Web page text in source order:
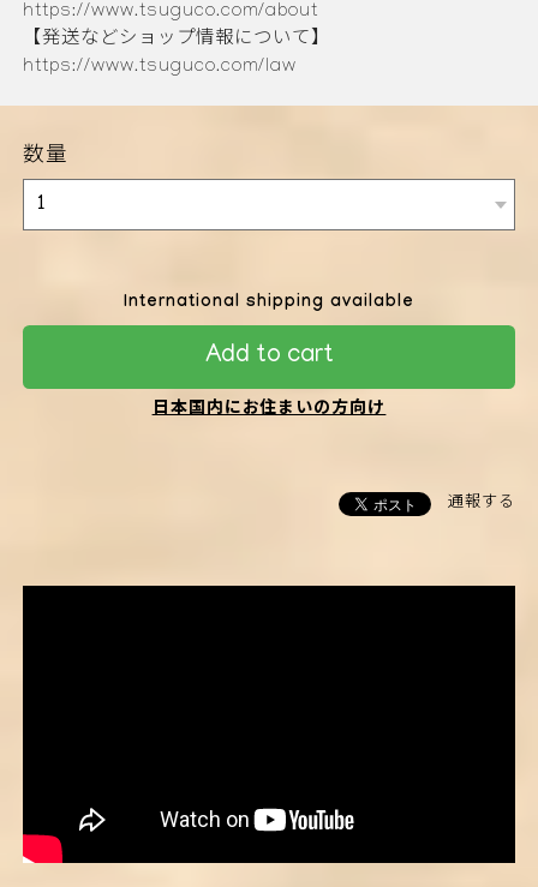
https://www.tsuguco.com/about
【発送などショップ情報について】
https://www.tsuguco.com/law
数量
International shipping available
Add to cart
日本国内にお住まいの方向け
通報する